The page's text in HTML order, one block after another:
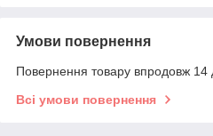
Умови повернення
Повернення товару впродовж 14
Всі умови повернення